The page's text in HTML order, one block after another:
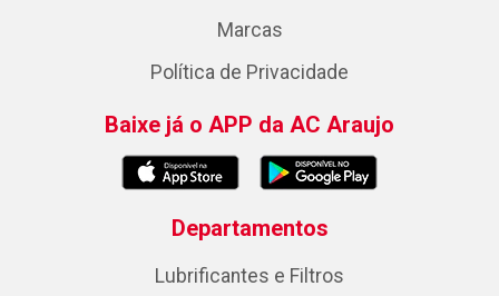
Marcas
Política de Privacidade
Baixe já o APP da AC Araujo
Departamentos
Lubrificantes e Filtros